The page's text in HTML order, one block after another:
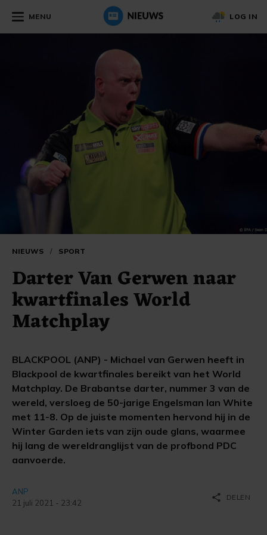
MENU LOG IN
NIEUWS / SPORT
Darter Van Gerwen naar
kwartfinales World
Matchplay
BLACKPOOL (ANP) - Michael van Gerwen heeft in
Blackpool de kwartfinales bereikt van het World
Matchplay. De Brabantse darter, nummer 3 van de
wereld, versloeg de 50-jarige Engelsman Ian White
met 11-8. Op de juiste momenten hervond hij in de
Winter Garden iets van zijn oude glans, waarmee
hij lang de wereldranglijst van de profbond PDC
aanvoerde.
ANP
21 juli 2021 - 23:42
share DELEN